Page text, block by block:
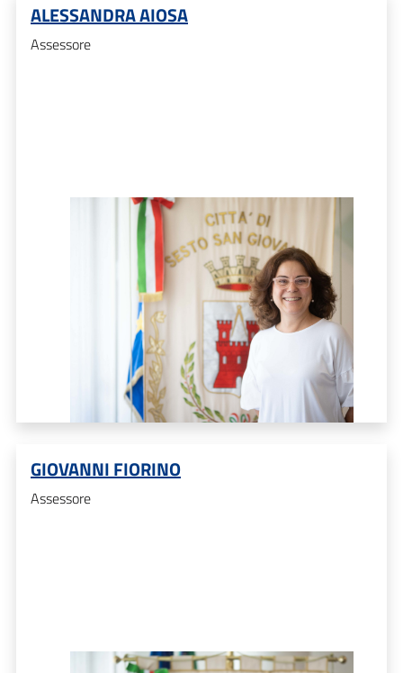
ALESSANDRA AIOSA
Assessore
GIOVANNI FIORINO
Assessore